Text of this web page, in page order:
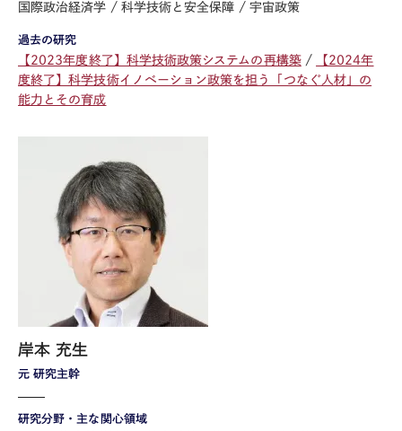
国際政治経済学 科学技術と安全保障 宇宙政策
過去の研究
【2023年度終了】科学技術政策システムの再構築
【2024年
度終了】科学技術イノベーション政策を担う「つなぐ人材」の
能力とその育成
元 研究主幹
岸本 充生
研究分野・主な関心領域